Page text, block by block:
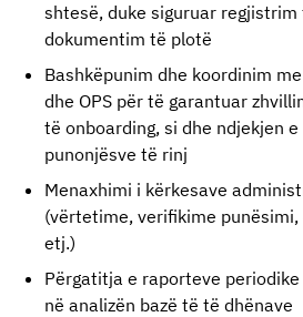
shtesë, duke siguruar regjistrim
dokumentim të plotë
Bashkëpunim dhe koordinim
dhe OPS për të garantuar
të onboarding, si dhe ndjekjen
punonjësve të rinj
Menaxhimi i kërkesave
(vërtetime, verifikime
etj.)
Përgatitja e raporteve
në analizën bazë të të dhënave